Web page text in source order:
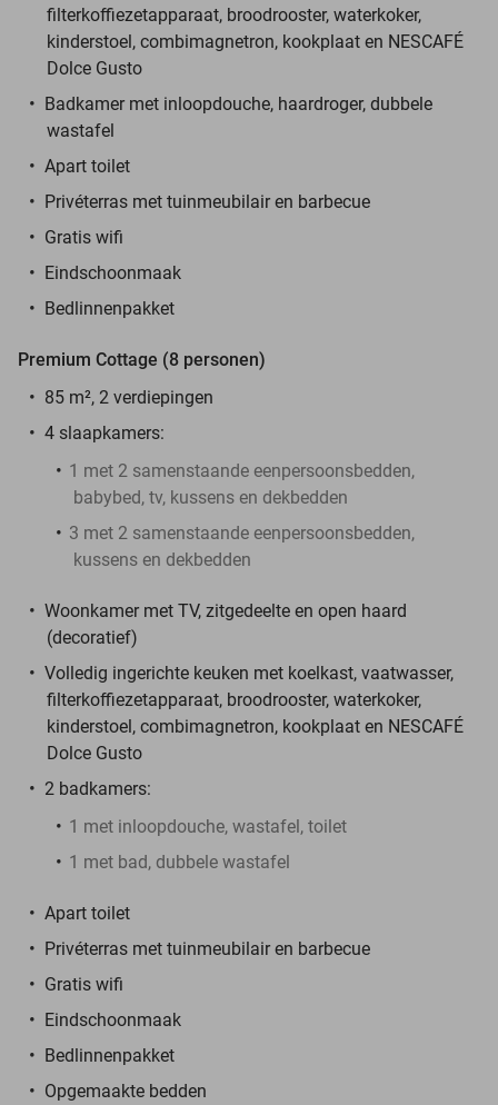
filterkoffiezetapparaat, broodrooster, waterkoker,
kinderstoel, combimagnetron, kookplaat en NESCAFÉ
Dolce Gusto
Badkamer met inloopdouche, haardroger, dubbele
wastafel
Apart toilet
Privéterras met tuinmeubilair en barbecue
Gratis wifi
Eindschoonmaak
Bedlinnenpakket
Premium Cottage (8 personen)
85 m², 2 verdiepingen
4 slaapkamers:
1 met 2 samenstaande eenpersoonsbedden,
babybed, tv, kussens en dekbedden
3 met 2 samenstaande eenpersoonsbedden,
kussens en dekbedden
Woonkamer met TV, zitgedeelte en open haard
(decoratief)
Volledig ingerichte keuken met koelkast, vaatwasser,
filterkoffiezetapparaat, broodrooster, waterkoker,
kinderstoel, combimagnetron, kookplaat en NESCAFÉ
Dolce Gusto
2 badkamers:
1 met inloopdouche, wastafel, toilet
1 met bad, dubbele wastafel
Apart toilet
Privéterras met tuinmeubilair en barbecue
Gratis wifi
Eindschoonmaak
Bedlinnenpakket
Opgemaakte bedden